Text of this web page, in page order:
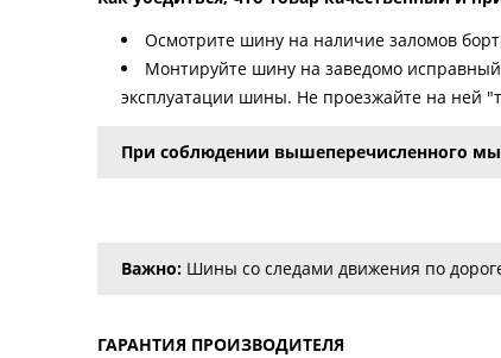
Осмотрите шину на наличие заломов
Монтируйте шину на заведомо
эксплуатации шины. Не проезжайте на ней
При соблюдении вышеперечисленного
Важно: Шины со следами движения по
ГАРАНТИЯ ПРОИЗВОДИТЕЛЯ